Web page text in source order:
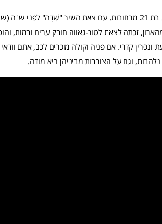
קצת רקע: עלמה קלברמן, מוזיקאית יוצרת ומבצעת בת 21 מרחובות. עם צאת השיר
זכתה לצאת לטור-גאווה חובק ערים ובמות,
קדרי. אם פניה וקולה מוכרים לכם, אתם וודאי